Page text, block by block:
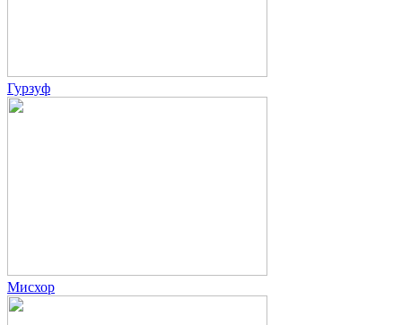
Гурзуф
Мисхор